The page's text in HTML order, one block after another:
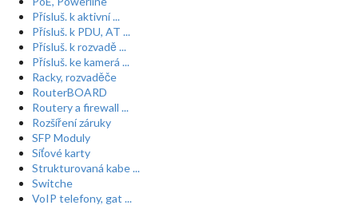
Přísluš. k aktivní ...
Přísluš. k PDU, AT ...
Přísluš. k rozvadě ...
Přísluš. ke kamerá ...
Racky, rozvaděče
RouterBOARD
Routery a firewall ...
Rozšíření záruky
SFP Moduly
Síťové karty
Strukturovaná kabe ...
Switche
VoIP telefony, gat ...